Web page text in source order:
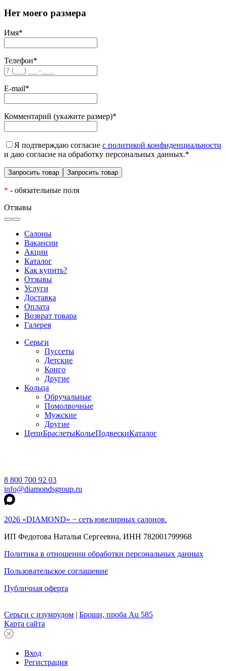
Нет моего размера
Имя*
Телефон*
E-mail*
Комментарий (укажите размер)*
Я подтверждаю согласие с политикой конфиденциальности
и даю согласие на обработку персональных данных.*
* - обязательные поля
Отзывы
Салоны
Вакансии
Акции
Каталог
Как купить?
Отзывы
Услуги
Доставка
Оплата
Возврат товара
Галерея
Серьги
Пуссеты
Детские
Конго
Другие
Кольца
Обручальные
Помолвочные
Мужские
Другие
ЦепиБраслетыКольеПодвескиКаталог
8 800 700 92 03
info@diamondsgroup.ru
2026 «DIAMOND» − сеть ювелирных салонов.
ИП Федотова Наталья Сергеевна, ИНН 782001799968
Политика в отношении обработки персональных данных
Пользовательское соглашение
Публичная оферта
Серьги с изумрудом | Броши, проба Au 585
Карта сайта
Вход
Регистрация